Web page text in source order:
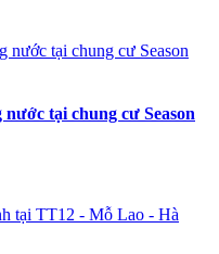
tại chung cư Season